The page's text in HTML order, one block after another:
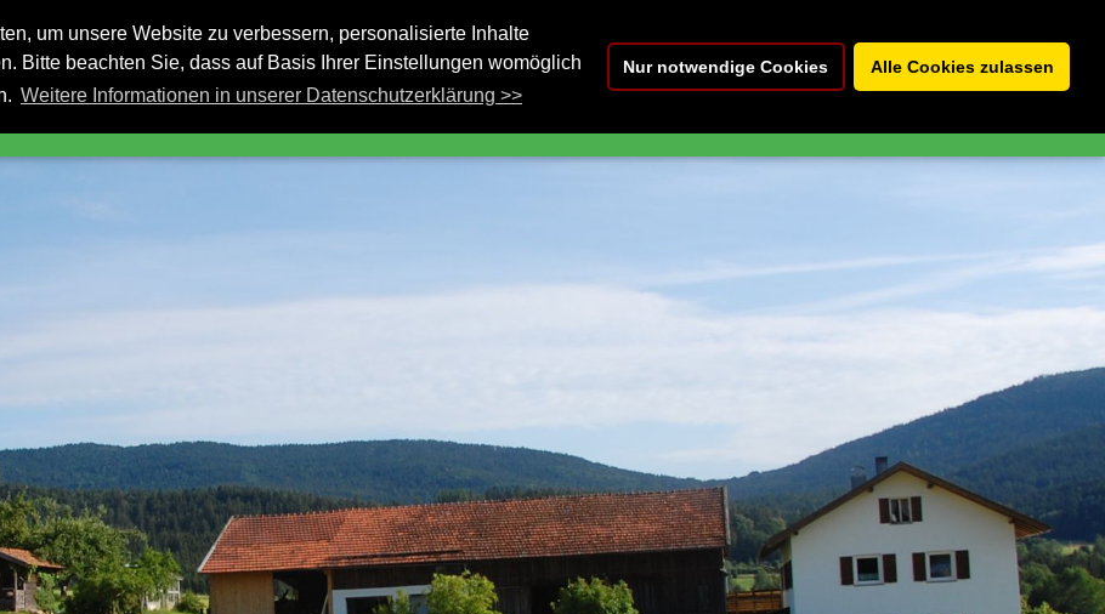
um unsere Website zu verbessern, personalisierte Inhalte
Bitte beachten Sie, dass auf Basis Ihrer Einstellungen womöglich
Weitere Informationen in unserer Datenschutzerklärung >>
Nur notwendige Cookies Alle Cookies zulassen
Unser Hof Kinder/Familien
Winter Impressionen Kontakt Anfahrt